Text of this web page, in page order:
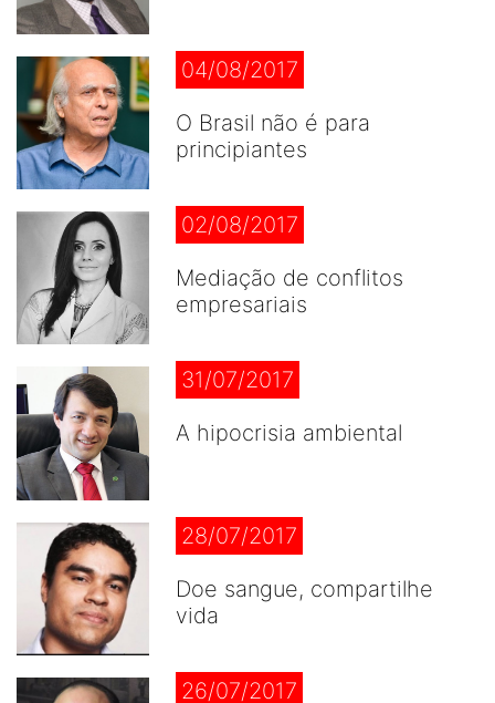
04/08/2017
O Brasil não é para
principiantes
02/08/2017
Mediação de conflitos
empresariais
31/07/2017
A hipocrisia ambiental
28/07/2017
Doe sangue, compartilhe
vida
26/07/2017